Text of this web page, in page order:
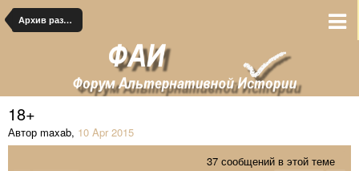
Архив раздела
18+
Автор maxab, 10 Apr 2015
37 сообщений в этой теме